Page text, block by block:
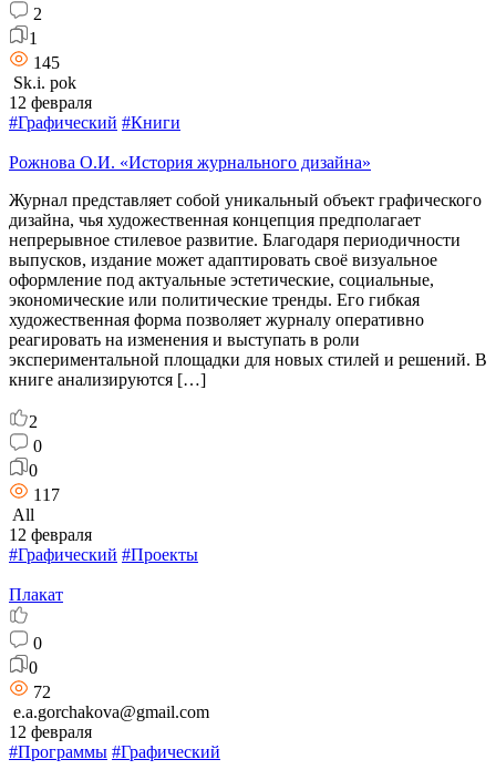
2
1
145
Sk.i. pok
12 февраля
#Графический #Книги
Рожнова О.И. «История журнального дизайна»
Журнал представляет собой уникальный объект графического
дизайна, чья художественная концепция предполагает
непрерывное стилевое развитие. Благодаря периодичности
выпусков, издание может адаптировать своё визуальное
оформление под актуальные эстетические, социальные,
экономические или политические тренды. Его гибкая
художественная форма позволяет журналу оперативно
реагировать на изменения и выступать в роли
экспериментальной площадки для новых стилей и решений. В
книге анализируются […]
2
0
0
117
All
12 февраля
#Графический #Проекты
Плакат
0
0
72
e.a.gorchakova@gmail.com
12 февраля
#Программы #Графический